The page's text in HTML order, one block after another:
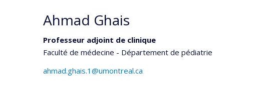
Ahmad Ghais
Professeur adjoint de clinique
Faculté de médecine - Département de pédiatrie
ahmad.ghais.1@umontreal.ca